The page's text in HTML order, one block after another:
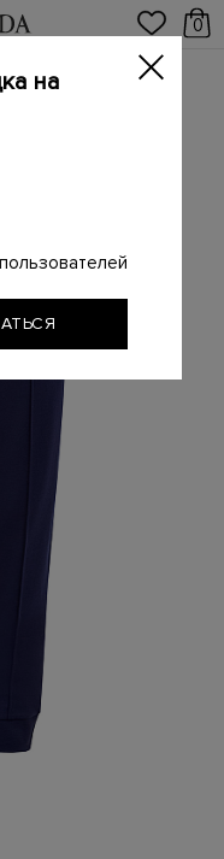
0
брюки
на